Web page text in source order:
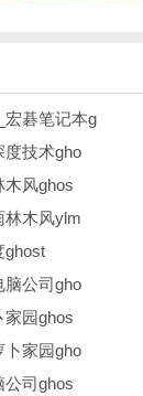
宏碁笔记本g
度技术gho
木风ghos
林木风ylm
ghost
脑公司gho
家园ghos
卜家园gho
公司ghos